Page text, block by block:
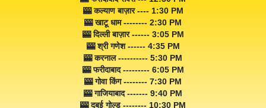
🎰 कल्याण बाज़ार ---- 1:30 PM
🎰 खाटू धाम -------- 2:30 PM
🎰 दिल्ली बाज़ार ------ 3:05 PM
🎰 श्री गणेश ------ 4:35 PM
🎰 करनाल ---------- 5:30 PM
🎰 फरीदाबाद --------- 6:05 PM
🎰 गोवा किंग -------- 7:30 PM
🎰 गाजियाबाद ------- 9:40 PM
🎰 दुबई गोल्ड -------- 10:30 PM